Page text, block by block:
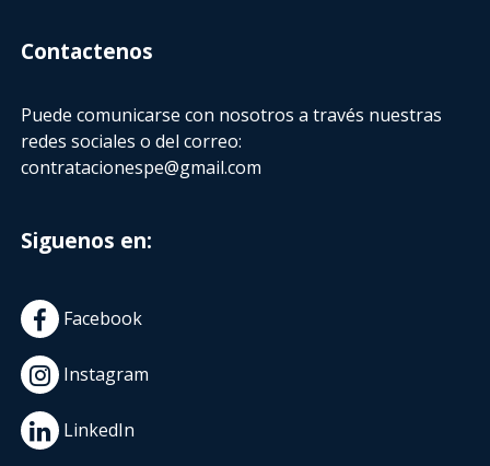
Contactenos
Puede comunicarse con nosotros a través nuestras
redes sociales o del correo:
contratacionespe@gmail.com
Siguenos en:
Facebook
Instagram
LinkedIn